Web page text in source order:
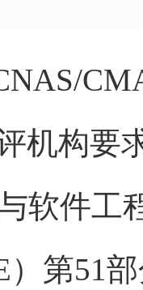
机构要
软件工
）第51